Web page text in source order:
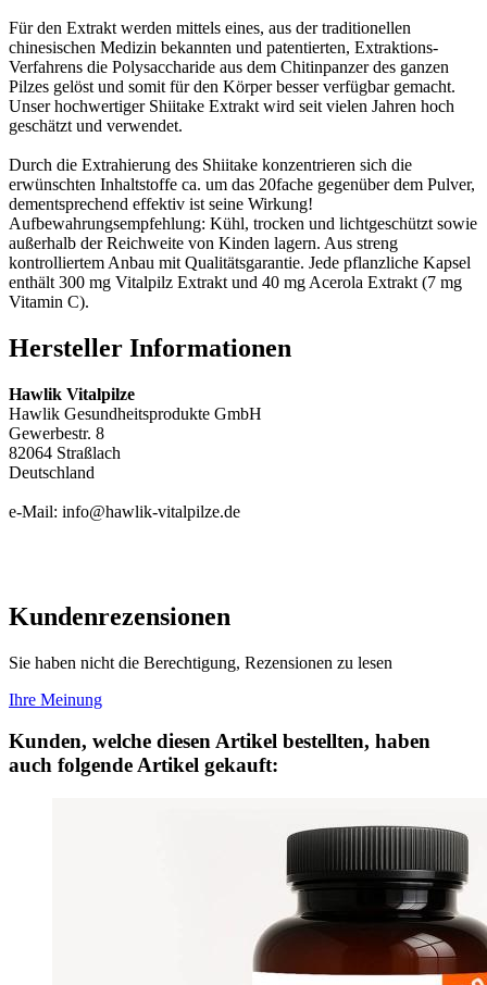
Für den Extrakt werden mittels eines, aus der traditionellen
chinesischen Medizin bekannten und patentierten, Extraktions-
Verfahrens die Polysaccharide aus dem Chitinpanzer des ganzen
Pilzes gelöst und somit für den Körper besser verfügbar gemacht.
Unser hochwertiger Shiitake Extrakt wird seit vielen Jahren hoch
geschätzt und verwendet.
Durch die Extrahierung des Shiitake konzentrieren sich die
erwünschten Inhaltstoffe ca. um das 20fache gegenüber dem Pulver,
dementsprechend effektiv ist seine Wirkung!
Aufbewahrungsempfehlung: Kühl, trocken und lichtgeschützt sowie
außerhalb der Reichweite von Kinden lagern. Aus streng
kontrolliertem Anbau mit Qualitätsgarantie. Jede pflanzliche Kapsel
enthält 300 mg Vitalpilz Extrakt und 40 mg Acerola Extrakt (7 mg
Vitamin C).
Hersteller Informationen
Hawlik Vitalpilze
Hawlik Gesundheitsprodukte GmbH
Gewerbestr. 8
82064 Straßlach
Deutschland
e-Mail: info@hawlik-vitalpilze.de
Kundenrezensionen
Sie haben nicht die Berechtigung, Rezensionen zu lesen
Ihre Meinung
Kunden, welche diesen Artikel bestellten, haben
auch folgende Artikel gekauft: